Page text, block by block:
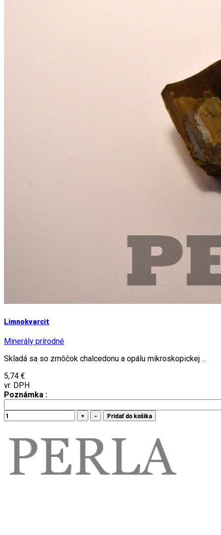
Limnokvarcit
Minerály prírodné
Skladá sa so zrnôčok chalcedonu a opálu mikroskopickej ...
5,74 €
vr. DPH
Poznámka :